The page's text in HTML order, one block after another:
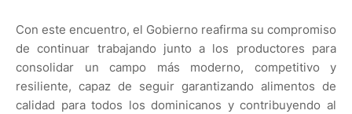
Con este encuentro, el Gobierno reafirma su compromiso
de continuar trabajando junto a los productores para
consolidar un campo más moderno, competitivo y
resiliente, capaz de seguir garantizando alimentos de
calidad para todos los dominicanos y contribuyendo al